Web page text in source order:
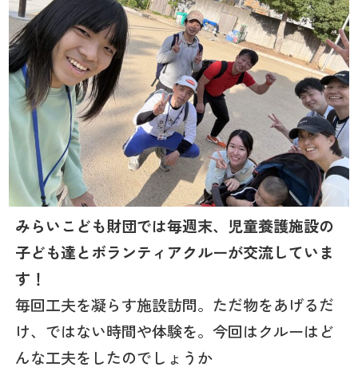
みらいこども財団では毎週末、児童養護施設の
子ども達とボランティアクルーが交流していま
す！
毎回工夫を凝らす施設訪問。ただ物をあげるだ
け、ではない時間や体験を。今回はクルーはど
んな工夫をしたのでしょうか